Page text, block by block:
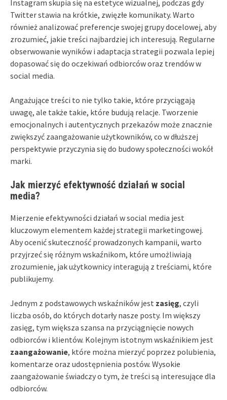
Instagram skupia się na estetyce wizualnej, podczas gdy
Twitter stawia na krótkie, zwięzłe komunikaty. Warto
również analizować preferencje swojej grupy docelowej, aby
zrozumieć, jakie treści najbardziej ich interesują. Regularne
obserwowanie wyników i adaptacja strategii pozwala lepiej
dopasować się do oczekiwań odbiorców oraz trendów w
social media.
Angażujące treści to nie tylko takie, które przyciągają
uwagę, ale także takie, które budują relacje. Tworzenie
emocjonalnych i autentycznych przekazów może znacznie
zwiększyć zaangażowanie użytkowników, co w dłuższej
perspektywie przyczynia się do budowy społeczności wokół
marki.
Jak mierzyć efektywność działań w social
media?
Mierzenie efektywności działań w social media jest
kluczowym elementem każdej strategii marketingowej.
Aby ocenić skuteczność prowadzonych kampanii, warto
przyjrzeć się różnym wskaźnikom, które umożliwiają
zrozumienie, jak użytkownicy interagują z treściami, które
publikujemy.
Jednym z podstawowych wskaźników jest zasięg, czyli
liczba osób, do których dotarły nasze posty. Im większy
zasięg, tym większa szansa na przyciągnięcie nowych
odbiorców i klientów. Kolejnym istotnym wskaźnikiem jest
zaangażowanie, które można mierzyć poprzez polubienia,
komentarze oraz udostępnienia postów. Wysokie
zaangażowanie świadczy o tym, że treści są interesujące dla
odbiorców.